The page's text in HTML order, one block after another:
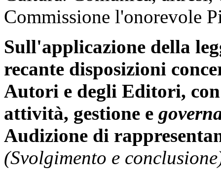
Commissione l'onorevole
Sull'applicazione della
recante disposizioni
Autori e degli Editori,
attività, gestione e
Audizione di
(Svolgimento e